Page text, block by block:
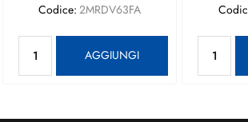
Codice: 2MRDV63FA
AGGIUNGI